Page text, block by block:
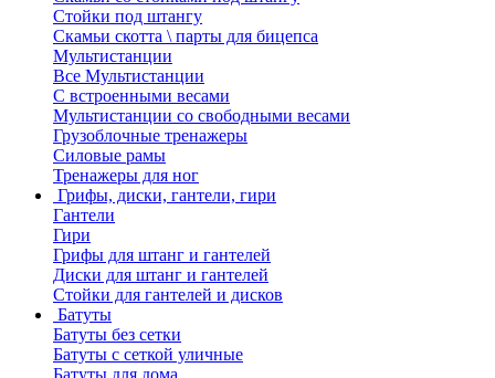
Стойки под штангу
Скамьи скотта \ парты для бицепса
Мультистанции
Все Мультистанции
С встроенными весами
Мультистанции со свободными весами
Грузоблочные тренажеры
Силовые рамы
Тренажеры для ног
Грифы, диски, гантели, гири
Гантели
Гири
Грифы для штанг и гантелей
Диски для штанг и гантелей
Стойки для гантелей и дисков
Батуты
Батуты без сетки
Батуты с сеткой уличные
Батуты для дома